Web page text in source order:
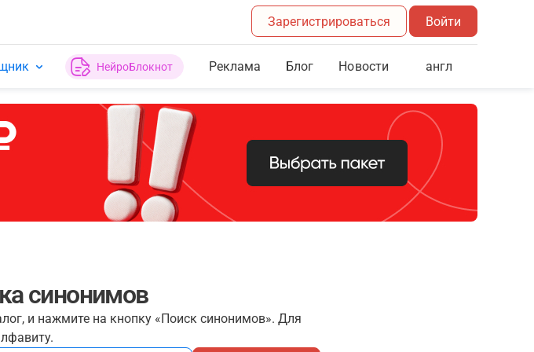
Зарегистрироваться Войти
НейроБлокнот Реклама Блог Новости англ
синонимов
и нажмите на кнопку «Поиск синонимов». Для